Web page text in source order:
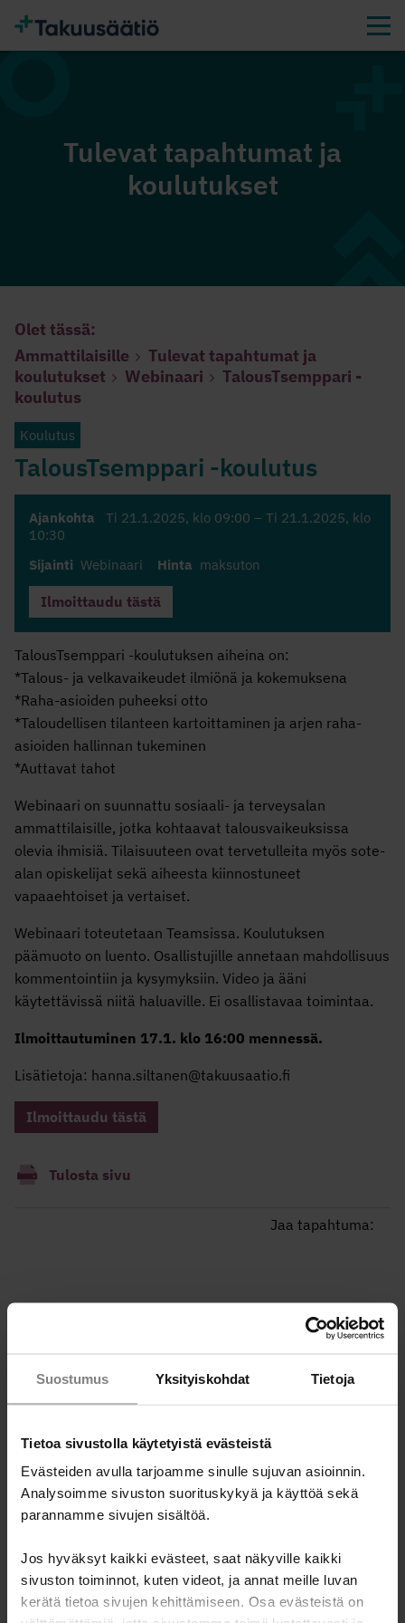
Suostumus Yksityiskohdat Tietoja
Tietoa sivustolla käytetyistä evästeistä
Evästeiden avulla tarjoamme sinulle sujuvan asioinnin.
Analysoimme sivuston suorituskykyä ja käyttöä sekä
parannamme sivujen sisältöä.
Jos hyväksyt kaikki evästeet, saat näkyville kaikki
sivuston toiminnot, kuten videot, ja annat meille luvan
kerätä tietoa sivujen kehittämiseen. Osa evästeistä on
Tulevat tapahtumat ja
koulutukset
Olet tässä:
Ammattilaisille
Tulevat tapahtumat ja
koulutukset
Webinaari
TalousTsemppari -
koulutus
Koulutus
TalousTsemppari -koulutus
Ajankohta Ti 21.1.2025, klo 09:00 – Ti 21.1.2025, klo
10:30
Sijainti Webinaari Hinta maksuton
Ilmoittaudu tästä
TalousTsemppari -koulutuksen aiheina on:
*Talous- ja velkavaikeudet ilmiönä ja kokemuksena
*Raha-asioiden puheeksi otto
*Taloudellisen tilanteen kartoittaminen ja arjen raha-
asioiden hallinnan tukeminen
*Auttavat tahot
Webinaari on suunnattu sosiaali- ja terveysalan
ammattilaisille, jotka kohtaavat talousvaikeuksissa
olevia ihmisiä. Tilaisuuteen ovat tervetulleita myös sote-
alan opiskelijat sekä aiheesta kiinnostuneet
vapaaehtoiset ja vertaiset.
Webinaari toteutetaan Teamsissa. Koulutuksen
päämuoto on luento. Osallistujille annetaan mahdollisuus
kommentointiin ja kysymyksiin. Video ja ääni
käytettävissä niitä haluaville. Ei osallistavaa toimintaa.
Ilmoittautuminen 17.1. klo 16:00 mennessä.
Lisätietoja: hanna.siltanen@takuusaatio.fi
Ilmoittaudu tästä
Tulosta sivu
Jaa tapahtuma:
Miten ottaa raha-asiat puheeksi asiakastyössä?
Koulutukset ammattilaisille
Koulutukset vapaaehtoisille
Tulevat tapahtumat ja koulutukset
Kotoutuminen ja raha -verkkokurssi
Rahapeliongelma ja talous -verkkokurssi
Vauvaperheen raha-asiat puheeksi -verkkokurssi